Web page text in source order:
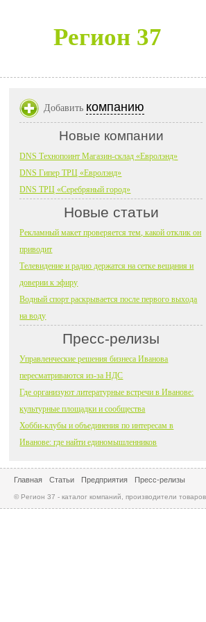
Регион 37
Добавить компанию
Новые компании
DNS Технопоинт Магазин-склад «Евролэнд»
DNS Гипер ТРЦ «Евролэнд»
DNS ТРЦ «Серебряный город»
Новые статьи
Рекламный макет проверяется тем, какой отклик он
приводит
Телевидение и радио держатся на сетке вещания и
доверии к эфиру
Водный спорт раскрывается после первого выхода
на воду
Пресс-релизы
Управленческие решения бизнеса Иванова
пересматриваются из-за НДС
Где организуют литературные встречи в Иванове:
культурные площадки и сообщества
Хобби-клубы и объединения по интересам в
Иванове: где найти единомышленников
Главная Статьи Предприятия Пресс-релизы
© Регион 37 - каталог компаний, производители